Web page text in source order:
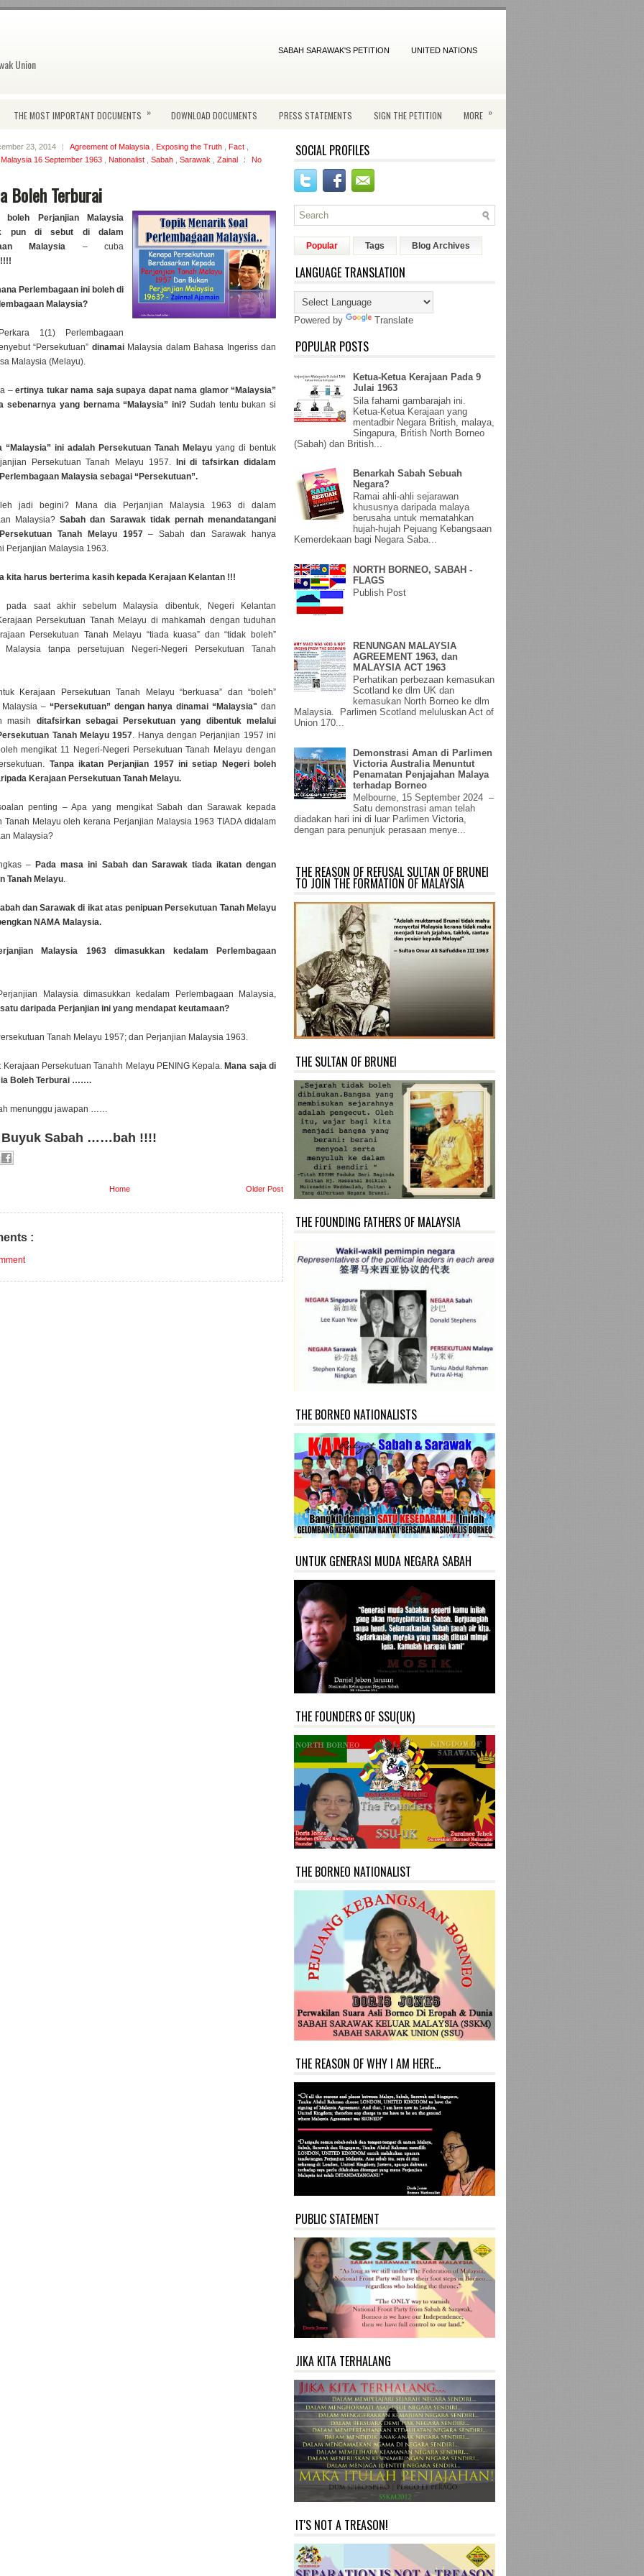
Union
SABAH SARAWAK'S PETITION UNITED NATIONS
THE MOST IMPORTANT DOCUMENTS » DOWNLOAD DOCUMENTS PRESS STATEMENTS SIGN THE PETITION MORE »
23, 2014 Agreement of Malaysia Exposing the Truth Fact
16 September 1963
Nationalist Sabah Sarawak Zainal No
Boleh Terburai
boleh Perjanjian Malaysia
pun di sebut di dalam
Malaysia – cuba
Perlembagaan ini boleh di
Malaysia?
1(1) Perlembagaan
“Persekutuan” dinamai Malaysia dalam Bahasa Ingeriss dan
Malaysia (Melayu).
–ertinya tukar nama saja supaya dapat nama glamor “Malaysia”
sebenarnya yang bernama “Malaysia” ini? Sudah tentu bukan si
“Malaysia” ini adalah Persekutuan Tanah Melayu yang di bentuk
Persekutuan Tanah Melayu 1957.
Ini di tafsirkan didalam
Malaysia sebagai “Persekutuan”.
jadi begini? Mana dia Perjanjian Malaysia 1963 di dalam
Malaysia?Sabah dan Sarawak tidak pernah menandatangani
Tanah Melayu 1957– Sabah dan Sarawak hanya
Perjanjian Malaysia 1963.
kita harus berterima kasih kepada Kerajaan Kelantan !!!
pada saat akhir sebelum Malaysia dibentuk, Negeri Kelantan
Persekutuan Tanah Melayu di mahkamah dengan tuduhan
Persekutuan Tanah Melayu “tiada kuasa” dan “tidak boleh”
Malaysia tanpa persetujuan Negeri-Negeri Persekutuan Tanah
Kerajaan Persekutuan Tanah Melayu “berkuasa” dan “boleh”
Malaysia – “Persekutuan” dengan hanya dinamai “Malaysia" dan
masih ditafsirkan sebagai Persekutuan yang dibentuk melalui
Tanah Melayu 1957. Hanya dengan Perjanjian 1957 ini
mengikat 11 Negeri-Negeri Persekutuan Tanah Melayu dengan
Tanpa ikatan Perjanjian 1957 ini setiap Negeri boleh
Kerajaan Persekutuan Tanah Melayu.
penting – Apa yang mengikat Sabah dan Sarawak kepada
Tanah Melayu oleh kerana Perjanjian Malaysia 1963 TIADA didalam
Malaysia?
– Pada masa ini Sabah dan Sarawak tiada ikatan dengan
Tanah Melayu.
dan Sarawak di ikat atas penipuan Persekutuan Tanah Melayu
NAMA Malaysia.
Malaysia 1963 dimasukkan kedalam Perlembagaan
Malaysia dimasukkan kedalam Perlembagaan Malaysia,
daripada Perjanjian ini yang mendapat keutamaan?
Tanah Melayu 1957; dan Perjanjian Malaysia 1963.
Kerajaan Persekutuan Tanahh Melayu PENING Kepala. Mana saja di
Boleh Terburai …….
menunggu jawapan ……
Buyuk Sabah ……bah !!!!
Older Post
Home
:
SOCIAL PROFILES
Popular Tags Blog Archives
LANGUAGE TRANSLATION
Powered by Translate
POPULAR POSTS
Ketua-Ketua Kerajaan Pada 9
Julai 1963
Sila fahami gambarajah ini.
Ketua-Ketua Kerajaan yang
mentadbir Negara British, malaya,
Singapura, British North Borneo
(Sabah) dan British...
Benarkah Sabah Sebuah
Negara?
Ramai ahli-ahli sejarawan
khususnya daripada malaya
berusaha untuk mematahkan
hujah-hujah Pejuang Kebangsaan
Kemerdekaan bagi Negara Saba...
NORTH BORNEO, SABAH -
FLAGS
Publish Post
RENUNGAN MALAYSIA
AGREEMENT 1963, dan
MALAYSIA ACT 1963
Perhatikan perbezaan kemasukan
Scotland ke dlm UK dan
kemasukan North Borneo ke dlm
Malaysia. Parlimen Scotland meluluskan Act of
Union 170...
Demonstrasi Aman di Parlimen
Victoria Australia Menuntut
Penamatan Penjajahan Malaya
terhadap Borneo
Melbourne, 15 September 2024 –
Satu demonstrasi aman telah
diadakan hari ini di luar Parlimen Victoria,
dengan para penunjuk perasaan menye...
THE REASON OF REFUSAL SULTAN OF BRUNEI
TO JOIN THE FORMATION OF MALAYSIA
THE SULTAN OF BRUNEI
THE FOUNDING FATHERS OF MALAYSIA
THE BORNEO NATIONALISTS
UNTUK GENERASI MUDA NEGARA SABAH
THE FOUNDERS OF SSU(UK)
THE BORNEO NATIONALIST
THE REASON OF WHY I AM HERE...
PUBLIC STATEMENT
JIKA KITA TERHALANG
IT'S NOT A TREASON!